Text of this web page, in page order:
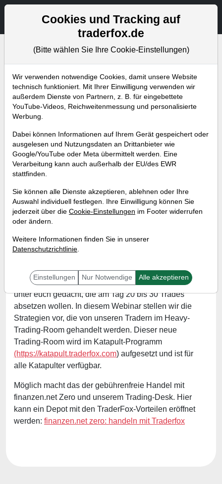
Aktien- und Artikelsuche
Bevorstehende Webinare Alle Aufzeichnungen
Heavy-Trading-Room: Simon
und Martin stellen 7 Basis-
DayTrading-Strategien vor!
Wann:Freitag, 22. April 2022 von 18 bis 19 Uhr
Der Heavy-Trading-Room ist für all diejenigen Trader
unter euch gedacht, die am Tag 20 bis 30 Trades
absetzen wollen. In diesem Webinar stellen wir die
Strategien vor, die von unseren Tradern im Heavy-
Trading-Room gehandelt werden. Dieser neue
Trading-Room wird im Katapult-Programm
(https://katapult.traderfox.com) aufgesetzt und ist für
alle Katapulter verfügbar.
Möglich macht das der gebührenfreie Handel mit
finanzen.net Zero und unserem Trading-Desk. Hier
kann ein Depot mit den TraderFox-Vorteilen eröffnet
werden: finanzen.net zero: handeln mit Traderfox
Cookies und Tracking auf
traderfox.de
(Bitte wählen Sie Ihre Cookie-Einstellungen)
Wir verwenden notwendige Cookies, damit unsere Website
technisch funktioniert. Mit Ihrer Einwilligung verwenden wir
außerdem Dienste von Partnern, z. B. für eingebettete
YouTube-Videos, Reichweitenmessung und personalisierte
Werbung.
Dabei können Informationen auf Ihrem Gerät gespeichert oder
ausgelesen und Nutzungsdaten an Drittanbieter wie
Google/YouTube oder Meta übermittelt werden. Eine
Verarbeitung kann auch außerhalb der EU/des EWR
stattfinden.
Sie können alle Dienste akzeptieren, ablehnen oder Ihre
Auswahl individuell festlegen. Ihre Einwilligung können Sie
jederzeit über die Cookie-Einstellungen im Footer widerrufen
oder ändern.
Weitere Informationen finden Sie in unserer
Datenschutzrichtlinie.
Einstellungen Nur Notwendige Alle akzeptieren